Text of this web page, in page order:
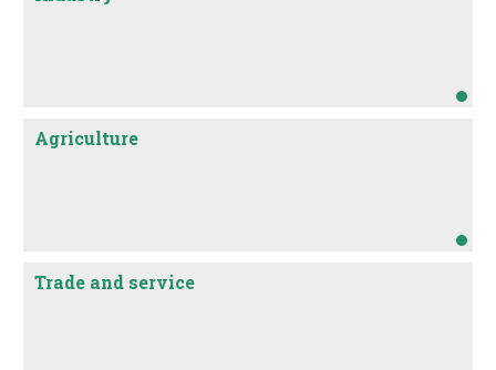
Agriculture
Trade and service